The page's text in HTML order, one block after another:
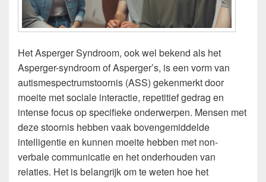
Het Asperger Syndroom, ook wel bekend als het
Asperger-syndroom of Asperger’s, is een vorm van
autismespectrumstoornis (ASS) gekenmerkt door
moeite met sociale interactie, repetitief gedrag en
intense focus op specifieke onderwerpen. Mensen met
deze stoornis hebben vaak bovengemiddelde
intelligentie en kunnen moeite hebben met non-
verbale communicatie en het onderhouden van
relaties. Het is belangrijk om te weten hoe het